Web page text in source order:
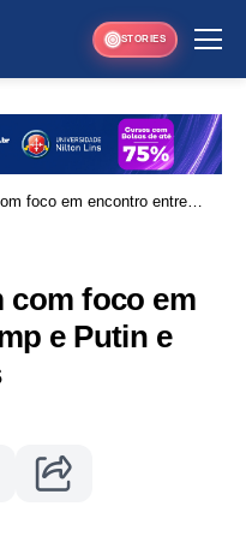
STORIES
foco em encontro entre
com foco em
e Putin e